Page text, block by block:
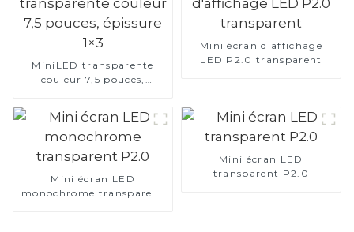
MiniLED transparente
couleur 7,5 pouces,
Mini écran d'affichage
LED P2.0 transparent
Mini écran LED
monochrome transparent
Mini écran LED
transparent P2.0